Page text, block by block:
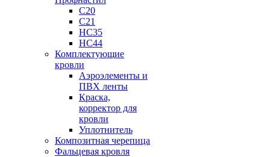
C20
C21
НС35
НС44
Комплектующие
кровли
Аэроэлементы и
ПВХ ленты
Краска,
корректор для
кровли
Уплотнитель
Композитная черепица
Фальцевая кровля